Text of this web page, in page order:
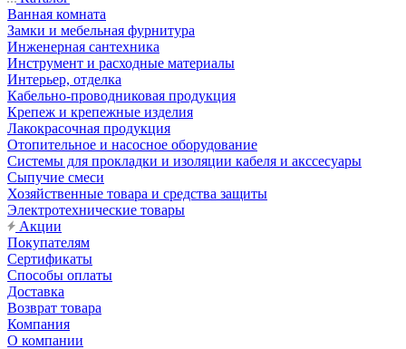
Ванная комната
Замки и мебельная фурнитура
Инженерная сантехника
Инструмент и расходные материалы
Интерьер, отделка
Кабельно-проводниковая продукция
Крепеж и крепежные изделия
Лакокрасочная продукция
Отопительное и насосное оборудование
Системы для прокладки и изоляции кабеля и акссесуары
Сыпучие смеси
Хозяйственные товара и средства защиты
Электротехнические товары
Акции
Покупателям
Сертификаты
Способы оплаты
Доставка
Возврат товара
Компания
О компании